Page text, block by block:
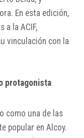
En esta edición,
a la ACIF,
vinculación con la
protagonista
como una de las
popular en Alcoy.